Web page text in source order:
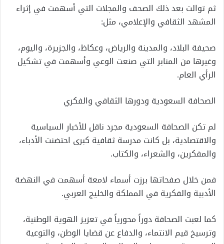
ثم توالت بعد ذلك الصحف والمجلات التي أسهمت في إثراء
المشهد الثقافي والإعلامي، مثل:
صحيفة البلاد، والمدينة والرياض، وعكاظ، والجزيرة، واليوم،
وغيرها من المنابر التي صنعت الوعي وأسهمت في تشكيل
الرأي العام.
الصحافة السعودية ودورها الثقافي والفكري
لم تكن الصحافة السعودية مجرد ناقل للأخبار السياسية
والاقتصادية، بل كانت مدرسة ثقافية كبرى احتضنت الأدباء،
والمفكرين، والشعراء، والكتاب.
فمن خلال صفحاتها برزت أسماء لامعة أسهمت في النهضة
الأدبية والفكرية في المملكة والخليج العربي.
كما لعبت الصحافة دوراً محورياً في تعزيز الهوية الوطنية،
وترسيخ قيم الانتماء، والدفاع عن قضايا الوطن، والتوعية